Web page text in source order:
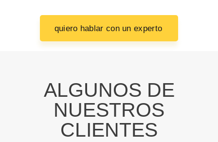
quiero hablar con un experto
ALGUNOS DE
NUESTROS
CLIENTES